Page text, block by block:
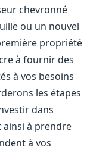
chevronné
ou un nouvel
propriété
à fournir des
à vos besoins
les étapes
dans
ainsi à prendre
à vos